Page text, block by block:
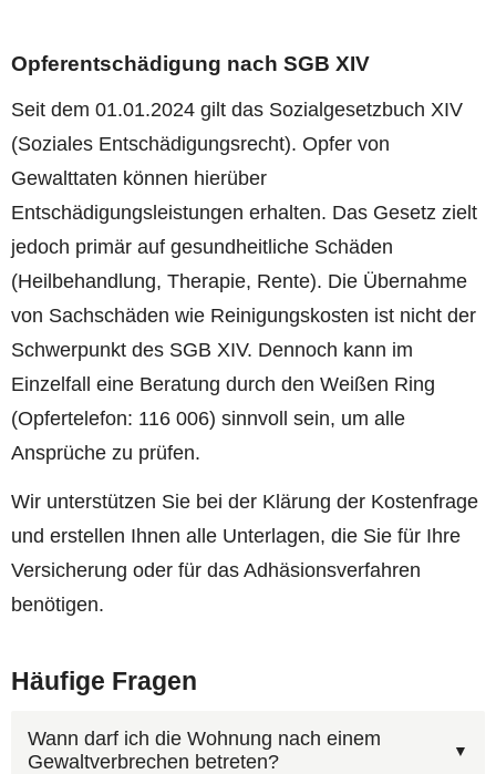
Opferentschädigung nach SGB XIV
Seit dem 01.01.2024 gilt das Sozialgesetzbuch XIV
(Soziales Entschädigungsrecht). Opfer von
Gewalttaten können hierüber
Entschädigungsleistungen erhalten. Das Gesetz zielt
jedoch primär auf gesundheitliche Schäden
(Heilbehandlung, Therapie, Rente). Die Übernahme
von Sachschäden wie Reinigungskosten ist nicht der
Schwerpunkt des SGB XIV. Dennoch kann im
Einzelfall eine Beratung durch den Weißen Ring
(Opfertelefon: 116 006) sinnvoll sein, um alle
Ansprüche zu prüfen.
Wir unterstützen Sie bei der Klärung der Kostenfrage
und erstellen Ihnen alle Unterlagen, die Sie für Ihre
Versicherung oder für das Adhäsionsverfahren
benötigen.
Häufige Fragen
Wann darf ich die Wohnung nach einem
Gewaltverbrechen betreten?